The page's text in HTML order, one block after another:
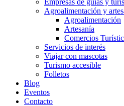
Empresas de guías y
Agroalimentación y
Agroalimentación
Artesanía
Comercios
Servicios de interés
Viajar con mascotas
Turismo accesible
Folletos
Blog
Eventos
Contacto